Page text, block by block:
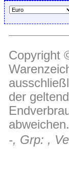
Copyright
der
abweichen.
-, Grp: ,